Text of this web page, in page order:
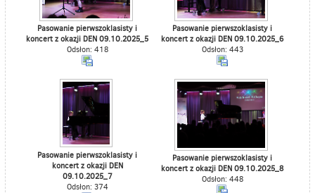
Pasowanie pierwszoklasisty i
koncert z okazji DEN 09.10.2025_5
Odsłon: 418
Pasowanie pierwszoklasisty i
koncert z okazji DEN 09.10.2025_6
Odsłon: 443
Pasowanie pierwszoklasisty i
koncert z okazji DEN
09.10.2025_7
Odsłon: 374
Pasowanie pierwszoklasisty i
koncert z okazji DEN 09.10.2025_8
Odsłon: 448